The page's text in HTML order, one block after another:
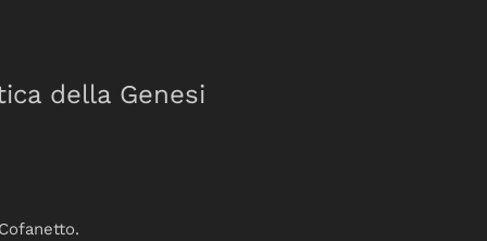
della Genesi